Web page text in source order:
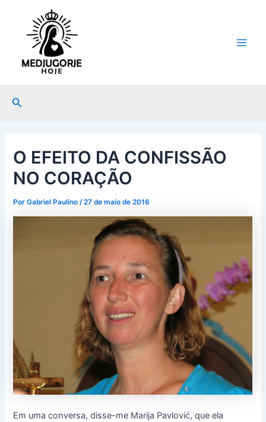
conteúdo
Pesquisar
O EFEITO DA CONFISSÃO
NO CORAÇÃO
PorGabriel Paulino/27 de maio de 2016
Em uma conversa, disse-me Marija Pavlović, que ela
navigation